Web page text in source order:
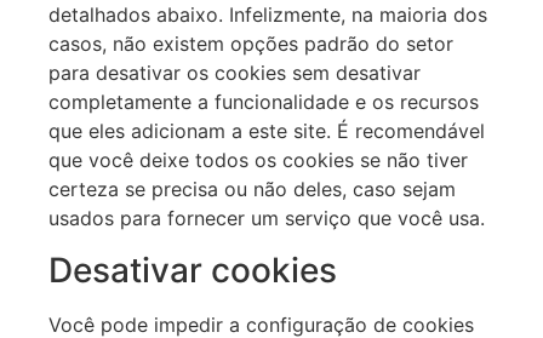
detalhados abaixo. Infelizmente, na maioria dos
casos, não existem opções padrão do setor
para desativar os cookies sem desativar
completamente a funcionalidade e os recursos
que eles adicionam a este site. É recomendável
que você deixe todos os cookies se não tiver
certeza se precisa ou não deles, caso sejam
usados para fornecer um serviço que você usa.
Desativar cookies
Você pode impedir a configuração de cookies